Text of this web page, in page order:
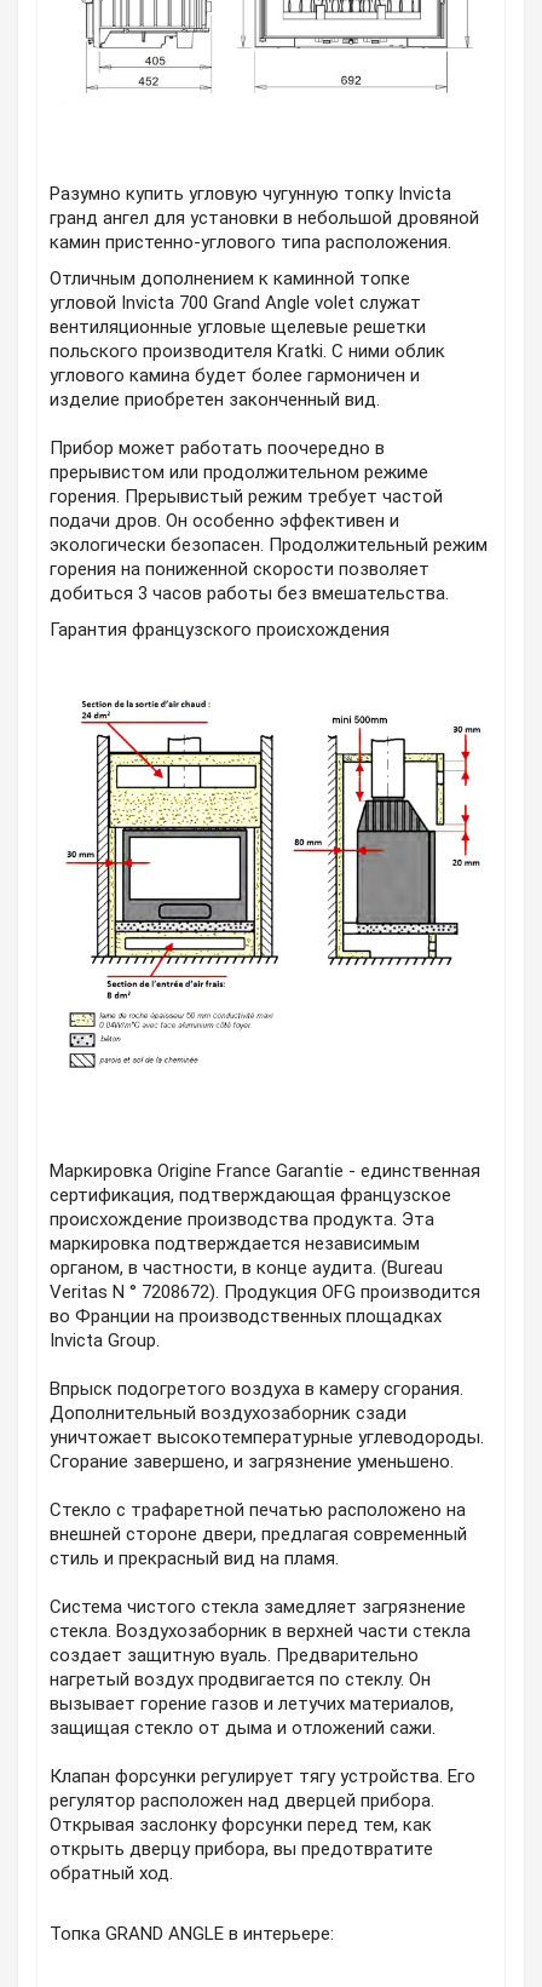
Разумно купить угловую чугунную топку Invicta
гранд ангел для установки в небольшой дровяной
камин пристенно-углового типа расположения.
Отличным дополнением к каминной топке
угловой Invicta 700 Grand Angle volet служат
вентиляционные угловые щелевые решетки
польского производителя Kratki. С ними облик
углового камина будет более гармоничен и
изделие приобретен законченный вид.
Прибор может работать поочередно в
прерывистом или продолжительном режиме
горения. Прерывистый режим требует частой
подачи дров. Он особенно эффективен и
экологически безопасен. Продолжительный режим
горения на пониженной скорости позволяет
добиться 3 часов работы без вмешательства.
Гарантия французского происхождения
Маркировка Origine France Garantie - единственная
сертификация, подтверждающая французское
происхождение производства продукта. Эта
маркировка подтверждается независимым
органом, в частности, в конце аудита. (Bureau
Veritas N ° 7208672). Продукция OFG производится
во Франции на производственных площадках
Invicta Group.
Впрыск подогретого воздуха в камеру сгорания.
Дополнительный воздухозаборник сзади
уничтожает высокотемпературные углеводороды.
Сгорание завершено, и загрязнение уменьшено.
Стекло с трафаретной печатью расположено на
внешней стороне двери, предлагая современный
стиль и прекрасный вид на пламя.
Система чистого стекла замедляет загрязнение
стекла. Воздухозаборник в верхней части стекла
создает защитную вуаль. Предварительно
нагретый воздух продвигается по стеклу. Он
вызывает горение газов и летучих материалов,
защищая стекло от дыма и отложений сажи.
Клапан форсунки регулирует тягу устройства. Его
регулятор расположен над дверцей прибора.
Открывая заслонку форсунки перед тем, как
открыть дверцу прибора, вы предотвратите
обратный ход.
Топка GRAND ANGLE в интерьере: